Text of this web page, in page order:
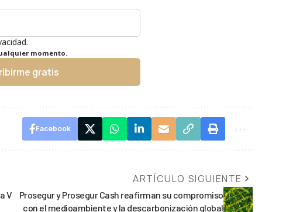
momento.
gratis
Facebook
V
ARTÍCULO SIGUIENTE
Prosegur y Prosegur Cash reafirman su compromiso
con el medioambiente y la descarbonización global